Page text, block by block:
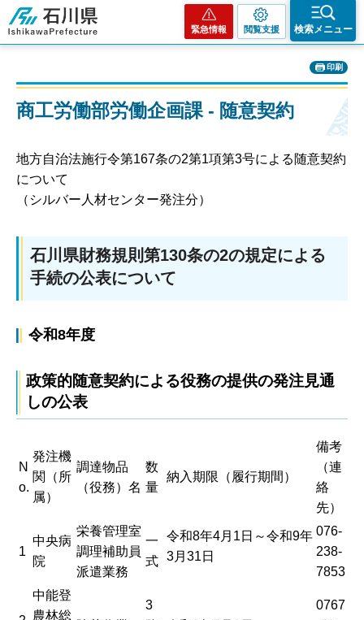
石川県
緊急情報 閲覧支援 検索メニュー
印刷
商工労働部労働企画課 - 随意契約
地方自治法施行令第167条の2第1項第3号による随意契約
について
（シルバー人材センター発注分）
石川県財務規則第130条の2の規定による
手続の公表について
令和8年度
政策的随意契約による役務の提供の発注見通
しの公表
N
o.
発注機
関（所
属）
調達物品
（役務）名
数
量
納入期限（履行期間）
備考
（連
絡
先）
1
中央病
院
栄養管理室
調理補助員
派遣業務
一
式
令和8年4月1日～令和9年
3月31日
076-
238-
7853
中能登
農林総
3
0767